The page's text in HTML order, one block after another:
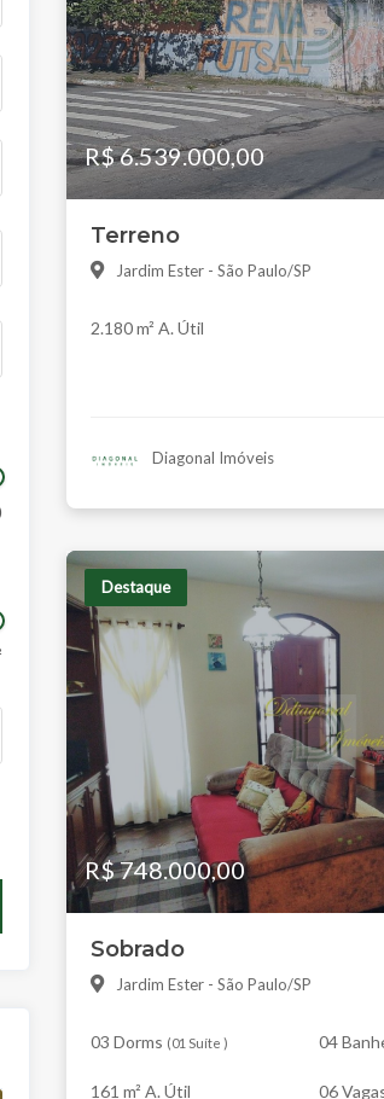
R$ 6.539.000,00
Terreno
Jardim Ester - São Paulo/SP
2.180 m² A. Útil
Diagonal Imóveis
Destaque
R$ 748.000,00
Sobrado
Jardim Ester - São Paulo/SP
03 Dorms (01 Suíte ) 04
161 m² A. Útil 06